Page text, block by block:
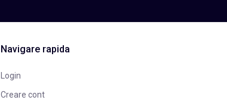
Navigare rapida
Login
Creare cont